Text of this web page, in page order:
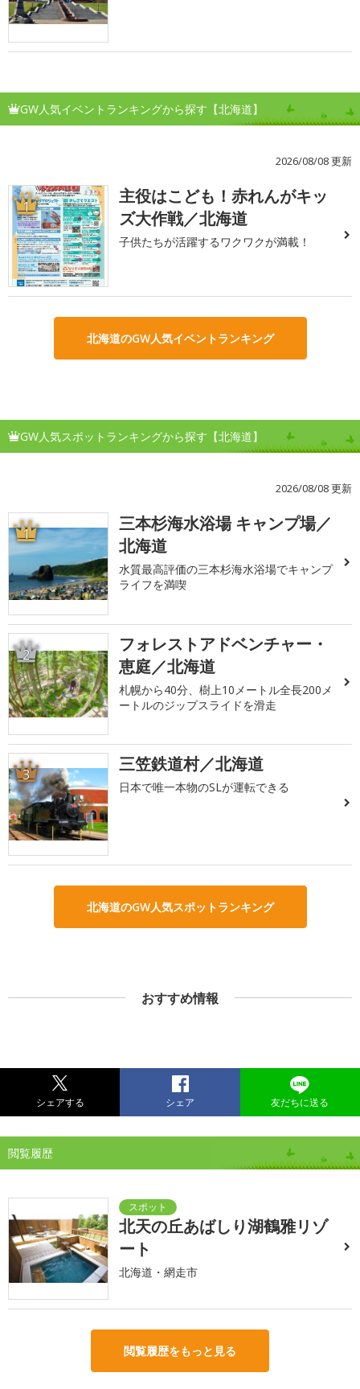
GW人気イベントランキングから探す【北海道】
2026/08/08 更新
1
主役はこども！赤れんがキッ
ズ大作戦／北海道
子供たちが活躍するワクワクが満載！
北海道のGW人気イベントランキング
GW人気スポットランキングから探す【北海道】
2026/08/08 更新
1
三本杉海水浴場 キャンプ場／
北海道
水質最高評価の三本杉海水浴場でキャンプ
ライフを満喫
2
フォレストアドベンチャー・
恵庭／北海道
札幌から40分、樹上10メートル全長200メ
ートルのジップスライドを滑走
3 三笠鉄道村／北海道
日本で唯一本物のSLが運転できる
北海道のGW人気スポットランキング
おすすめ情報
シェアする シェア 友だちに送る
閲覧履歴
北天の丘あばしり湖鶴雅リゾ
ート
北海道・網走市
閲覧履歴をもっと見る